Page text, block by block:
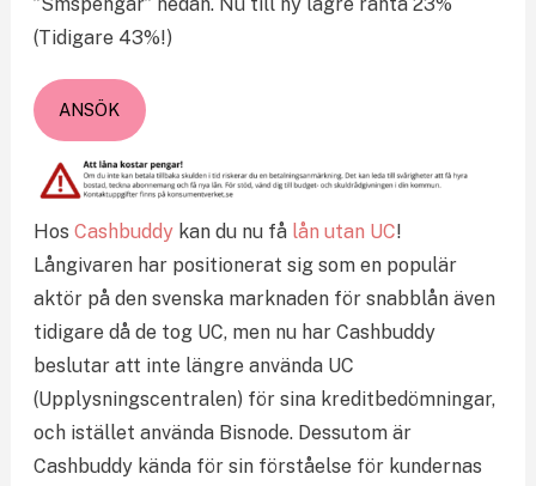
(Tidigare 43%!)
ANSÖK
Hos Cashbuddykan du nu få lån utan UC!
Långivaren har positionerat sig som en populär
aktör på den svenska marknaden för snabblån även
tidigare då de tog UC, men nu har Cashbuddy
beslutar att inte längre använda UC
(Upplysningscentralen) för sina kreditbedömningar,
och istället använda Bisnode. Dessutom är
Cashbuddy kända för sin förståelse för kundernas